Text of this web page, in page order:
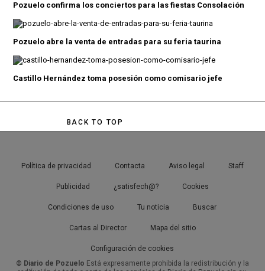
Pozuelo confirma los conciertos para las fiestas Consolación
Pozuelo abre la venta de entradas para su feria taurina
Castillo Hernández toma posesión como comisario jefe
BACK TO TOP
Política de privacidad Contacta Aviso legal Staff
Publicidad ¿satisfech@? Cookies
Condiciones de uso Tu noticia Buscar
Cartas al Director Mapa del sitio
Configuración de cookies
© Diario de Pozuelo Está expresamente prohibida la redistribución y la